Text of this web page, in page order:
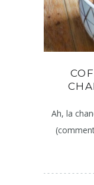
Ah, la